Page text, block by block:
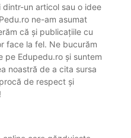
un articol sau o idee
ne-am asumat
că și publicațiile cu
face la fel. Ne bucurăm
pe Edupedu.ro și suntem
noastră de a cita sursa
de respect și